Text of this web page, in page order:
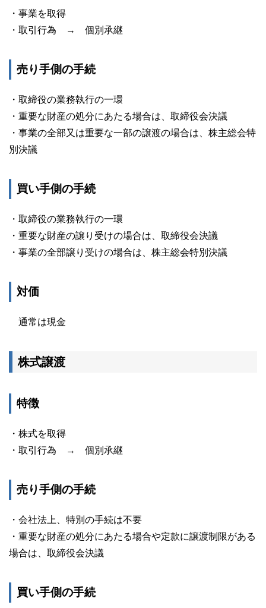
・事業を取得
・取引行為 → 個別承継
売り手側の手続
・取締役の業務執行の一環
・重要な財産の処分にあたる場合は、取締役会決議
・事業の全部又は重要な一部の譲渡の場合は、株主総会特
別決議
買い手側の手続
・取締役の業務執行の一環
・重要な財産の譲り受けの場合は、取締役会決議
・事業の全部譲り受けの場合は、株主総会特別決議
対価
通常は現金
株式譲渡
特徴
・株式を取得
・取引行為 → 個別承継
売り手側の手続
・会社法上、特別の手続は不要
・重要な財産の処分にあたる場合や定款に譲渡制限がある
場合は、取締役会決議
買い手側の手続